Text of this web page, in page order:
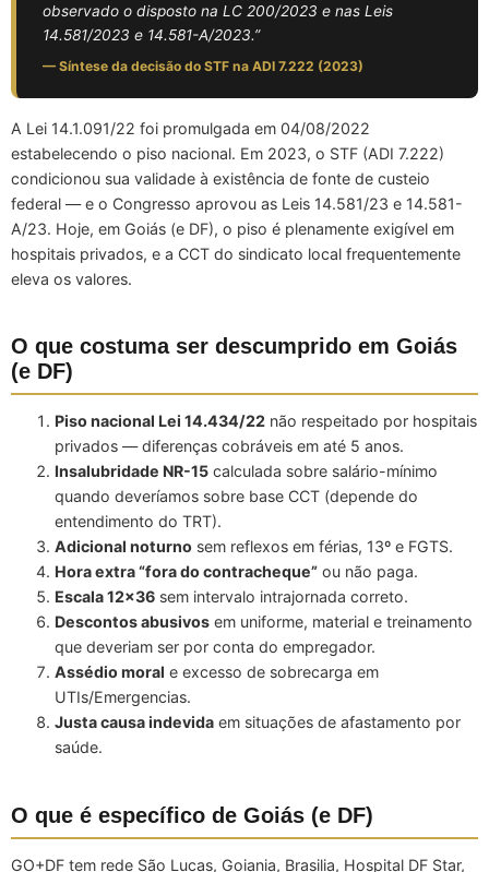
observado o disposto na LC 200/2023 e nas Leis
14.581/2023 e 14.581-A/2023.”
— Síntese da decisão do STF na ADI 7.222 (2023)
A Lei 14.1.091/22 foi promulgada em 04/08/2022
estabelecendo o piso nacional. Em 2023, o STF (ADI 7.222)
condicionou sua validade à existência de fonte de custeio
federal — e o Congresso aprovou as Leis 14.581/23 e 14.581-
A/23. Hoje, em Goiás (e DF), o piso é plenamente exigível em
hospitais privados, e a CCT do sindicato local frequentemente
eleva os valores.
O que costuma ser descumprido em Goiás
(e DF)
Piso nacional Lei 14.434/22 não respeitado por hospitais
privados — diferenças cobráveis em até 5 anos.
Insalubridade NR-15 calculada sobre salário-mínimo
quando deveríamos sobre base CCT (depende do
entendimento do TRT).
Adicional noturno sem reflexos em férias, 13º e FGTS.
Hora extra “fora do contracheque” ou não paga.
Escala 12×36 sem intervalo intrajornada correto.
Descontos abusivos em uniforme, material e treinamento
que deveriam ser por conta do empregador.
Assédio moral e excesso de sobrecarga em
UTIs/Emergencias.
Justa causa indevida em situações de afastamento por
saúde.
O que é específico de Goiás (e DF)
GO+DF tem rede São Lucas, Goiania, Brasilia, Hospital DF Star,